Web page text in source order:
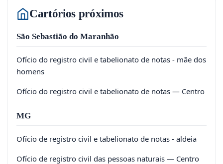
Cartórios próximos
São Sebastião do Maranhão
Ofício do registro civil e tabelionato de notas - mãe dos
homens
Ofício do registro civil e tabelionato de notas — Centro
MG
Ofício de registro civil e tabelionato de notas - aldeia
Ofício de registro civil das pessoas naturais — Centro